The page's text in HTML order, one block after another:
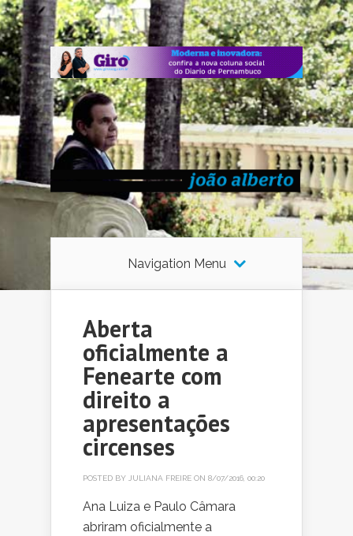
Navigation Menu
Aberta
oficialmente a
Fenearte com
direito a
apresentações
circenses
POSTED BY JULIANA FREIRE ON 8/07/2016, 00:20
Ana Luiza e Paulo Câmara
abriram oficialmente a